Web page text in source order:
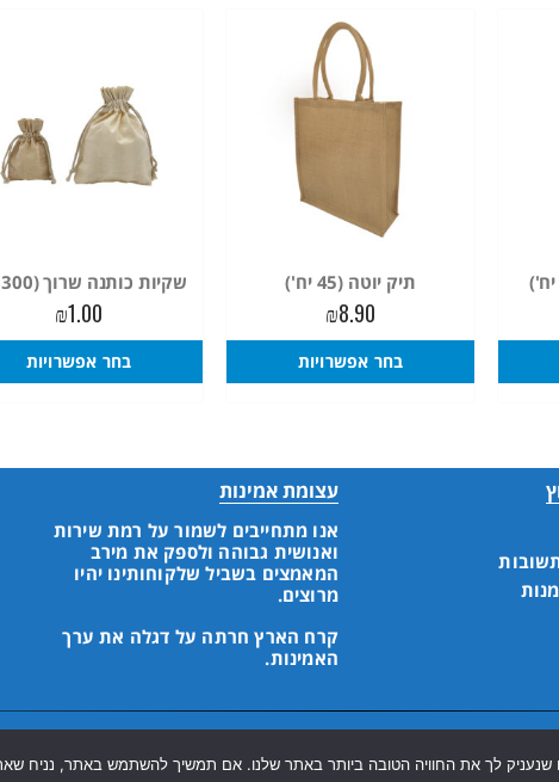
תיק יוטה (45 יח')
₪8.90
בחר אפשרויות
שקיות כותנה שרוך (300 יח')
₪1.00
בחר אפשרויות
עצומת אמינות
אנו מתחייבים לשמור על רמת שירות
ואנושית גבוהה ולספק את מירב
המאמצים בשביל שלקוחותינו יהיו
מרוצים.
קרח הארץ חרתה על דגלה את ערך
האמינות.